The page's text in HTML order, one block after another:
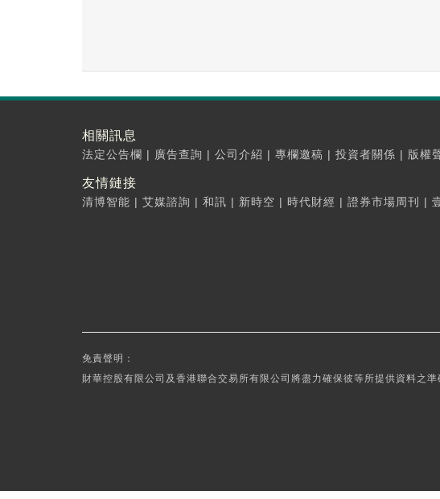
相關訊息
法定公告欄 | 廣告查詢 | 公司介紹 | 專欄邀稿 | 投資者關係 | 版權
友情鏈接
清博智能 | 艾媒諮詢 | 和訊 | 新時空 | 時代財經 | 證券市場周刊 |
免責聲明：
財華控股有限公司及香港聯合交易所有限公司將盡力確保彼等所提供資料之